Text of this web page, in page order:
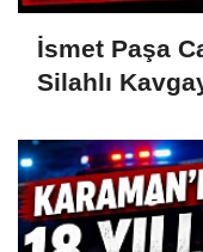
İsmet Paşa
Silahlı